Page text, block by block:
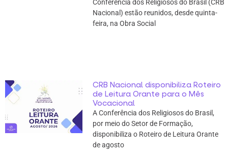
Conferência dos Religiosos do Brasil (CRB
Nacional) estão reunidos, desde quinta-
feira, na Obra Social
CRB Nacional disponibiliza Roteiro
de Leitura Orante para o Mês
Vocacional
A Conferência dos Religiosos do Brasil,
por meio do Setor de Formação,
disponibiliza o Roteiro de Leitura Orante
de agosto